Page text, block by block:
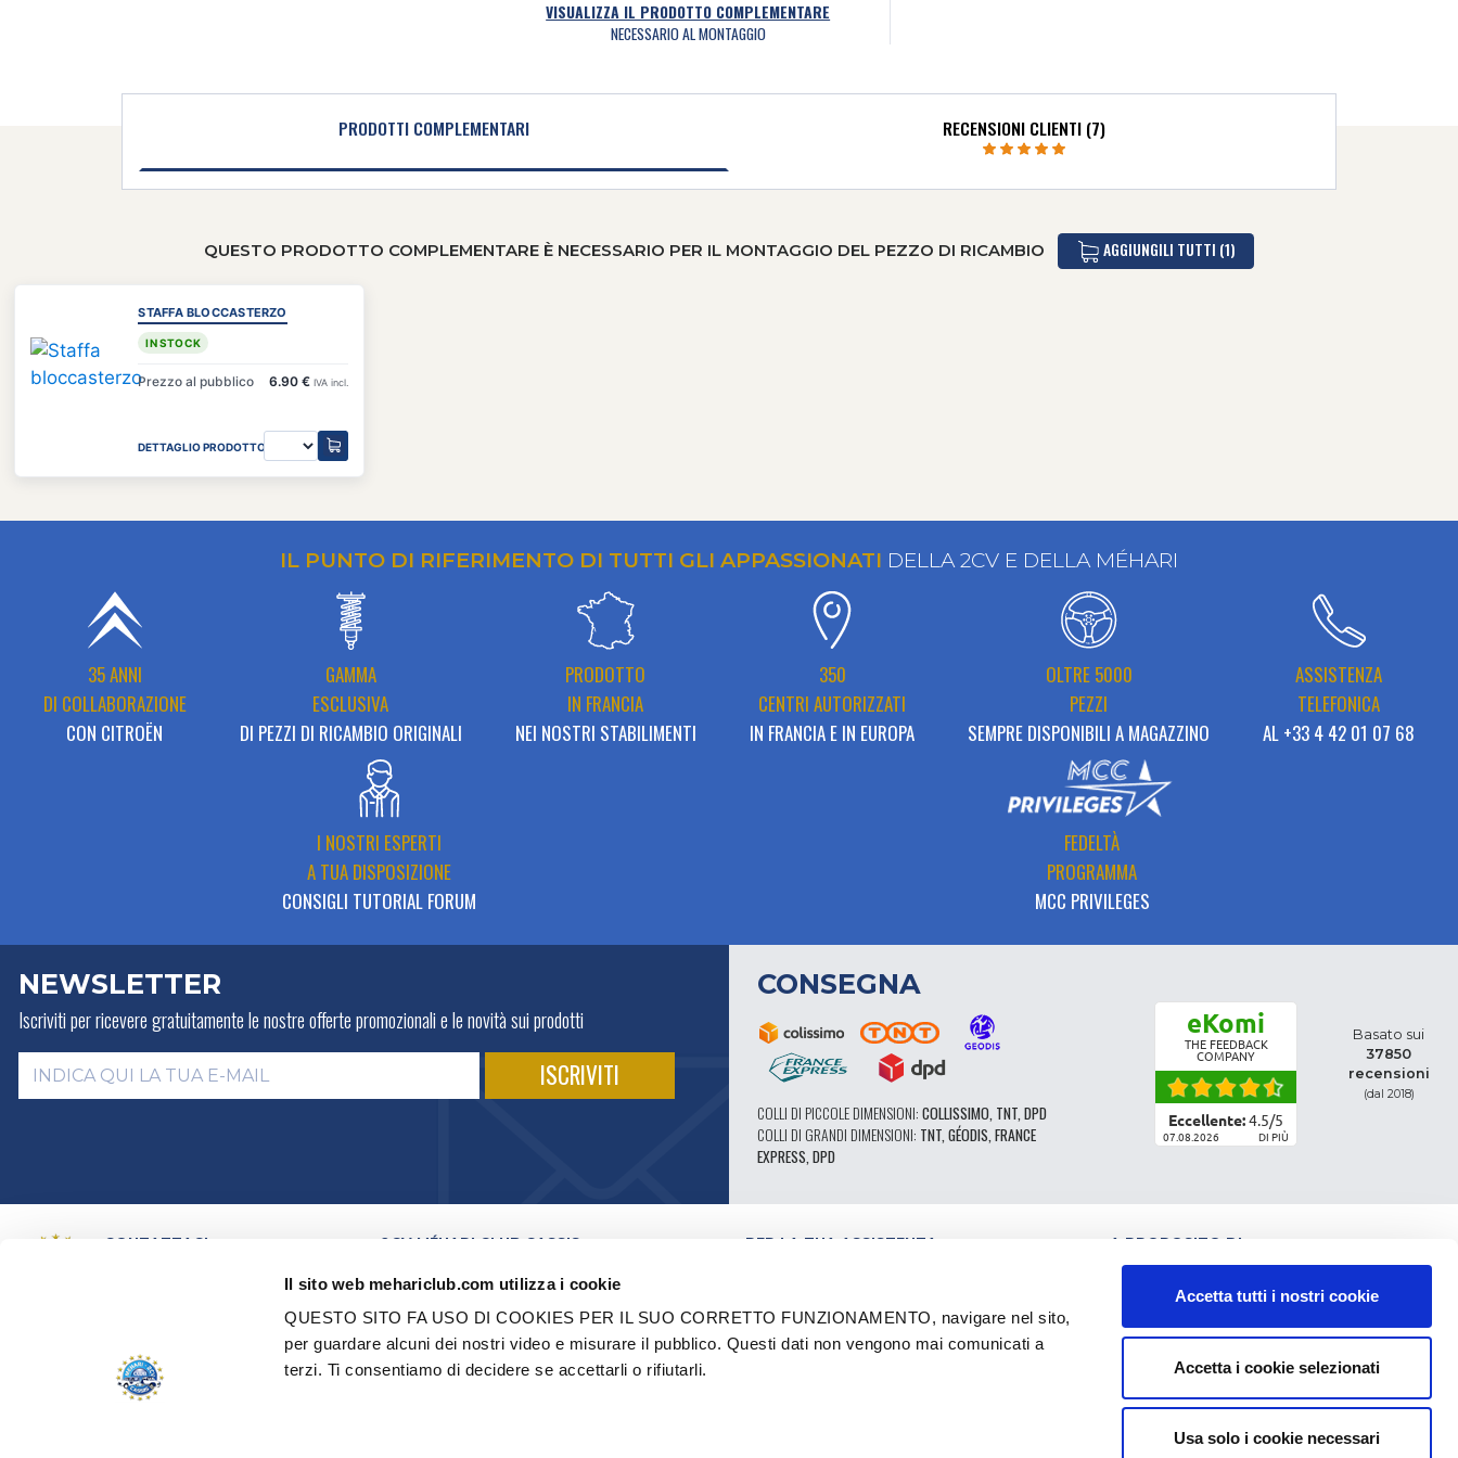
Il sito web mehariclub.com utilizza i cookie
QUESTO SITO FA USO DI COOKIES PER IL SUO CORRETTO FUNZIONAMENTO, navigare nel sito,
per guardare alcuni dei nostri video e misurare il pubblico. Questi dati non vengono mai comunicati a
terzi. Ti consentiamo di decidere se accettarli o rifiutarli.
Accetta tutti i nostri cookie
Accetta i cookie selezionati
Usa solo i cookie necessari
VISUALIZZA IL PRODOTTO COMPLEMENTARE
NECESSARIO AL MONTAGGIO
PRODOTTI COMPLEMENTARI RECENSIONI CLIENTI (7)
QUESTO PRODOTTO COMPLEMENTARE È NECESSARIO PER IL MONTAGGIO DEL PEZZO DI RICAMBIO AGGIUNGILI TUTTI (1)
STAFFA BLOCCASTERZO
IN STOCK
Prezzo al pubblico 6.90 € IVA incl.
DETTAGLIO PRODOTTO
IL PUNTO DI RIFERIMENTO DI TUTTI GLI APPASSIONATI DELLA 2CV E DELLA MÉHARI
35 ANNI
DI COLLABORAZIONE
CON CITROËN
GAMMA
ESCLUSIVA
DI PEZZI DI RICAMBIO ORIGINALI
PRODOTTO
IN FRANCIA
NEI NOSTRI STABILIMENTI
350
CENTRI AUTORIZZATI
IN FRANCIA E IN EUROPA
OLTRE 5000
PEZZI
SEMPRE DISPONIBILI A MAGAZZINO
ASSISTENZA
TELEFONICA
AL +33 4 42 01 07 68
I NOSTRI ESPERTI
A TUA DISPOSIZIONE
CONSIGLI TUTORIAL FORUM
FEDELTÀ
PROGRAMMA
MCC PRIVILEGES
NEWSLETTER
Iscriviti per ricevere gratuitamentele nostre offerte promozionali e le novità sui prodotti
CONSEGNA
COLLI DI PICCOLE DIMENSIONI: COLLISSIMO, TNT, DPD
COLLI DI GRANDI DIMENSIONI: TNT, GÉODIS, FRANCE
EXPRESS, DPD
eKomi
THE FEEDBACK
COMPANY
Eccellente:4.5/5
07.08.2026 DI PIÙ
Basato sui
37850
recensioni
(dal 2018)
CONTATTACI
+ 33 (0)4 42
12h00 / 14h00 – 17h00
Mercoledì, venerdì:
09h00 –
12h00
2CV MÉHARI CLUB CASSIS
ATTIVITÀ
PRESENTAZIONE VIDEO
RETE DEI CENTRI AUTORIZZATI
CERTIFICAZIONI E MARCHI
PER LA TUA ASSISTENZA
CATALOGO
FORUM TECNICO DI ESPERTI
RICAMBI 602 - ALTE PRESTAZIONI
A PROPOSITO DI
CLASSIFICAZIONE DEI RICAMBI
CONDIZIONI GENERALI DI VENDITA
NOTE LEGALI
DATI PERSONALI E COOKIE
SPESE DI CONSEGNA
PAGAMENTO